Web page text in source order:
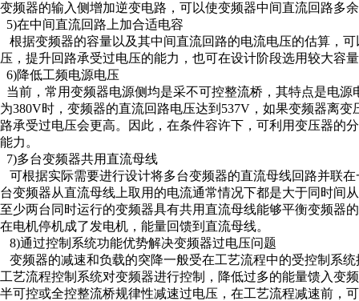
变频器的输入侧增加逆变电路，可以使变频器中间直流回路多
5)在中间直流回路上加合适电容
根据变频器的容量以及其中间直流回路的电流电压的估算，
压，提升回路承受过电压的能力，也可在设计阶段选用较大容
6)降低工频电源电压
当前，常用变频器电源侧均是采不可控整流桥，其特点是电
为380V时，变频器的直流回路电压达到537V，如果变频器离
路承受过电压会更高。因此，在条件容许下，可利用变压器的
能力。
7)多台变频器共用直流母线
可根据实际需要进行设计将多台变频器的直流母线回路并联
台变频器从直流母线上取用的电流通常情况下都是大于同时间
至少两台同时运行的变频器具有共用直流母线能够平衡变频器
在电机停机成了发电机，能量回馈到直流母线。
8)通过控制系统功能优势解决变频器过电压问题
变频器的减速和负载的突降一般受在工艺流程中的受控制系
工艺流程控制系统对变频器进行控制，降低过多的能量馈入变
半可控或全控整流桥规律性减速过电压，在工艺流程减速前，